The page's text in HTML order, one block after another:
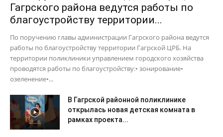
Гагрского района ведутся работы по
благоустройству территории...
По поручению главы администрации Гагрского района ведутся
работы по благоустройству территории Гагрской ЦРБ. На
территории поликлиники управлением городского хозяйства
проводятся работы по благоустройству:• зонирование•
озеленение•...
В Гагрской районной поликлинике
открылась новая детская комната в
рамках проекта...